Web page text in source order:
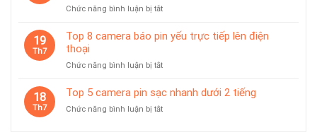
Chọn
Hiệu
chế
tiết
Chức năng bình luận bị tắtở
6
camera
dây
dùng
19
Th7
Top 8 camera báo pin yếu trực tiếp lên điện
thoại
Chức năng bình luận bị tắtở
8
báo
18
Th7
Top 5 camera pin sạc nhanh dưới 2 tiếng
Chức năng bình luận bị tắtở